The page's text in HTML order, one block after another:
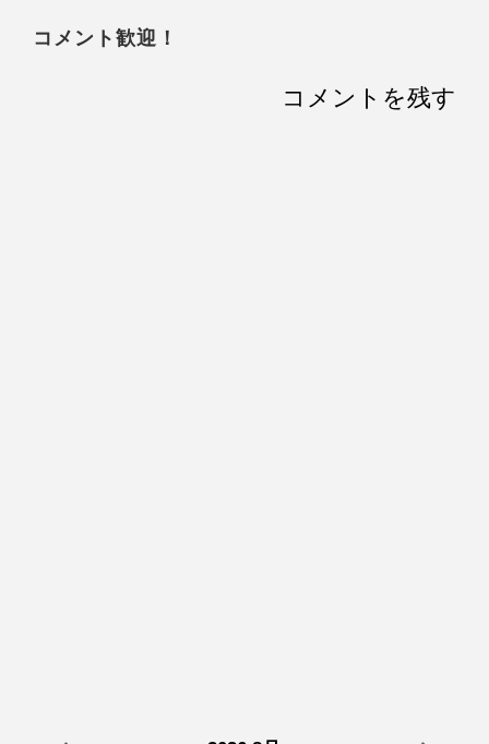
コメント歓迎！
コメントを残す